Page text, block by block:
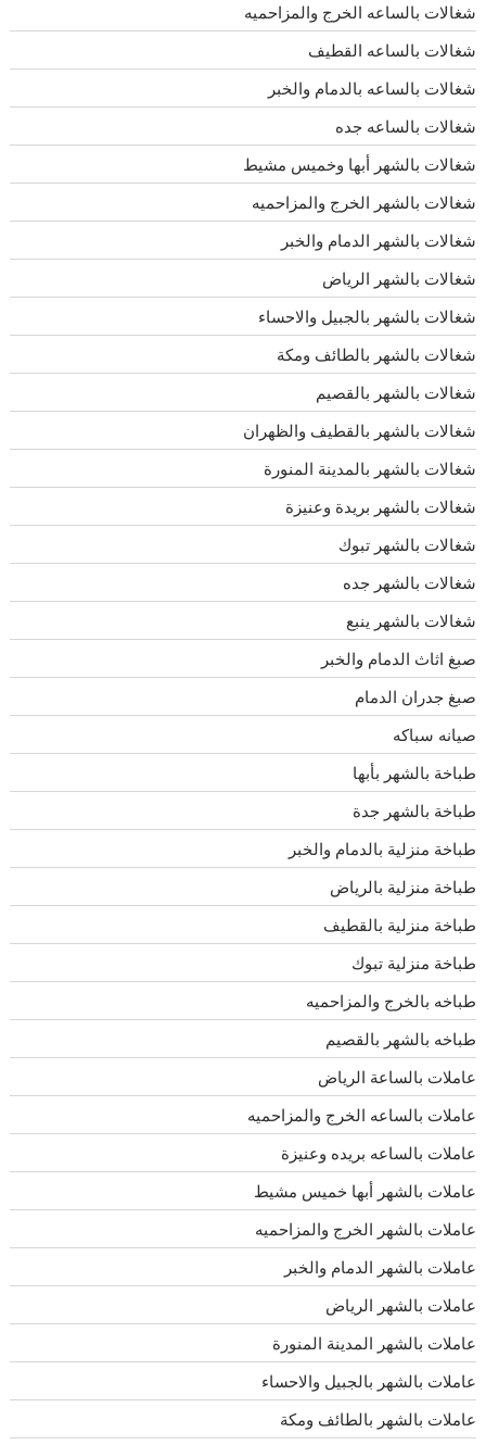
شغالات بالساعه الخرج والمزاحميه
شغالات بالساعه القطيف
شغالات بالساعه بالدمام والخبر
شغالات بالساعه جده
شغالات بالشهر أبها وخميس مشيط
شغالات بالشهر الخرج والمزاحميه
شغالات بالشهر الدمام والخبر
شغالات بالشهر الرياض
شغالات بالشهر بالجبيل والاحساء
شغالات بالشهر بالطائف ومكة
شغالات بالشهر بالقصيم
شغالات بالشهر بالقطيف والظهران
شغالات بالشهر بالمدينة المنورة
شغالات بالشهر بريدة وعنيزة
شغالات بالشهر تبوك
شغالات بالشهر جده
شغالات بالشهر ينبع
صبغ اثاث الدمام والخبر
صبغ جدران الدمام
صيانه سباكه
طباخة بالشهر بأبها
طباخة بالشهر جدة
طباخة منزلية بالدمام والخبر
طباخة منزلية بالرياض
طباخة منزلية بالقطيف
طباخة منزلية تبوك
طباخه بالخرج والمزاحميه
طباخه بالشهر بالقصيم
عاملات بالساعة الرياض
عاملات بالساعه الخرج والمزاحميه
عاملات بالساعه بريده وعنيزة
عاملات بالشهر أبها خميس مشيط
عاملات بالشهر الخرج والمزاحميه
عاملات بالشهر الدمام والخبر
عاملات بالشهر الرياض
عاملات بالشهر المدينة المنورة
عاملات بالشهر بالجبيل والاحساء
عاملات بالشهر بالطائف ومكة